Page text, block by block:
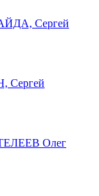
Сергей
Сергей
Олег